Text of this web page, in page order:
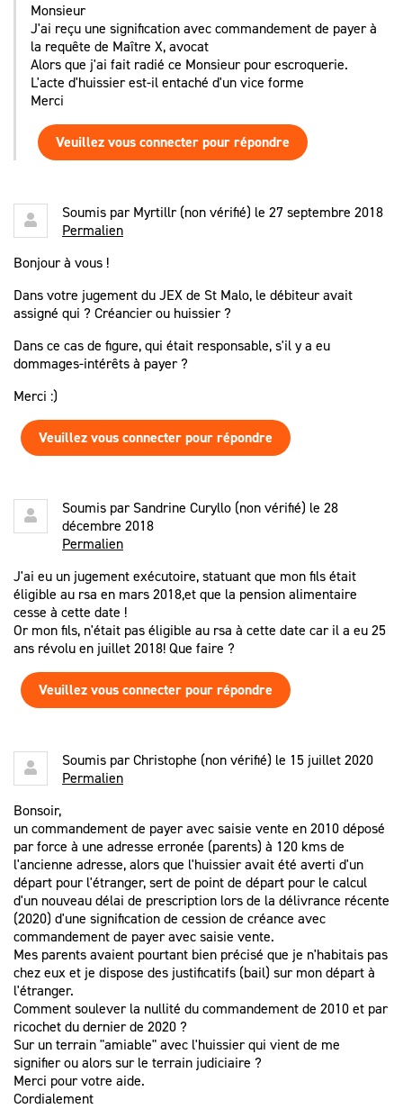
Monsieur
J'ai reçu une signification avec commandement de payer à
la requête de Maître X, avocat
Alors que j'ai fait radié ce Monsieur pour escroquerie.
L'acte d'huissier est-il entaché d'un vice forme
Merci
Veuillez vous connecter pour répondre
Soumis parMyrtillr (non vérifié) le 27 septembre 2018
Permalien
Bonjour à vous !
Dans votre jugement du JEX de St Malo, le débiteur avait
assigné qui ? Créancier ou huissier ?
Dans ce cas de figure, qui était responsable, s'il y a eu
dommages-intérêts à payer ?
Merci :)
Veuillez vous connecter pour répondre
Soumis parSandrine Curyllo (non vérifié) le 28
décembre 2018
Permalien
J'ai eu un jugement exécutoire, statuant que mon fils était
éligible au rsa en mars 2018,et que la pension alimentaire
cesse à cette date !
Or mon fils, n'était pas éligible au rsa à cette date car il a eu 25
ans révolu en juillet 2018! Que faire ?
Veuillez vous connecter pour répondre
Soumis parChristophe (non vérifié) le 15 juillet 2020
Permalien
Bonsoir,
un commandement de payer avec saisie vente en 2010 déposé
par force à une adresse erronée (parents) à 120 kms de
l'ancienne adresse, alors que l'huissier avait été averti d'un
départ pour l'étranger, sert de point de départ pour le calcul
d'un nouveau délai de prescription lors de la délivrance récente
(2020) d'une signification de cession de créance avec
commandement de payer avec saisie vente.
Mes parents avaient pourtant bien précisé que je n'habitais pas
chez eux et je dispose des justificatifs (bail) sur mon départ à
l'étranger.
Comment soulever la nullité du commandement de 2010 et par
ricochet du dernier de 2020 ?
Sur un terrain "amiable" avec l'huissier qui vient de me
signifier ou alors sur le terrain judiciaire ?
Merci pour votre aide.
Cordialement